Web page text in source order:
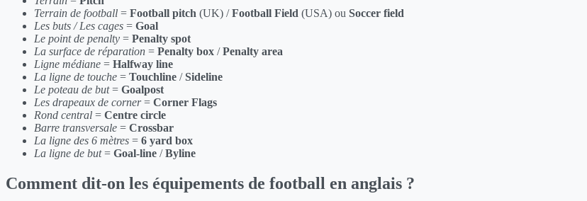
Terrain de football = Football pitch (UK) /Football Field (USA) ou Soccer field
Les buts / Les cages = Goal
Le point de penalty = Penalty spot
La surface de réparation = Penalty box /Penalty area
Ligne médiane = Halfway line
La ligne de touche = Touchline /Sideline
Le poteau de but= Goalpost
Les drapeaux de corner= Corner Flags
Rond central = Centre circle
Barre transversale = Crossbar
La ligne des 6 mètres = 6 yard box
La ligne de but= Goal-line /Byline
Comment dit-on les équipements de football en anglais ?